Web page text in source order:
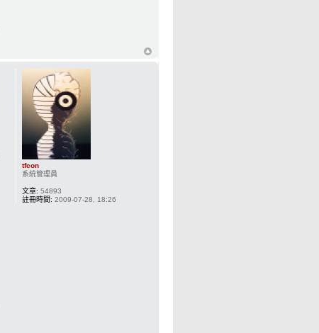
tfcon
系統管理員
文章: 54893
註冊時間: 2009-07-28, 18:26